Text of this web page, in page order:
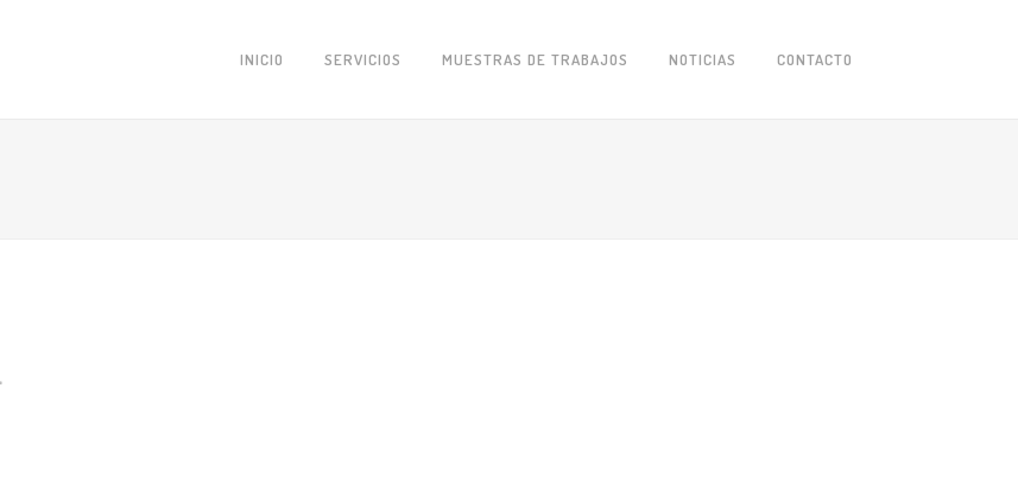
INICIO SERVICIOS MUESTRAS DE TRABAJOS NOTICIAS CONTACTO